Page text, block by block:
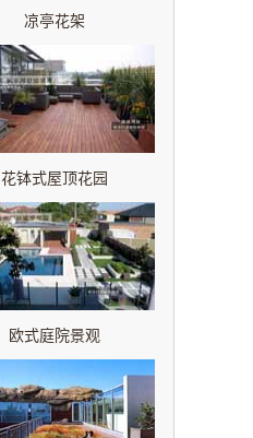
凉亭花架
花钵式屋顶花园
欧式庭院景观